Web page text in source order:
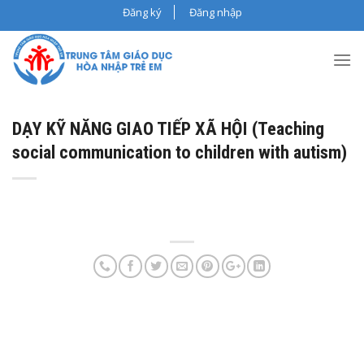
to
content
Đăng ký Đăng nhập
DẠY KỸ NĂNG GIAO TIẾP XÃ HỘI (Teaching
social communication to children with autism)